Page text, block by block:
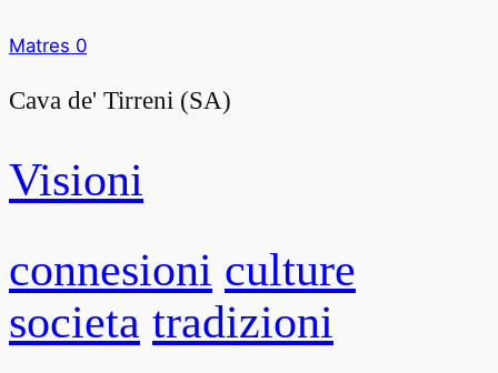
Matres 0
Cava de' Tirreni (SA)
Visioni
connesioni culture
societa tradizioni